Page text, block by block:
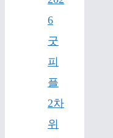
6
굿
피
플
2차
위